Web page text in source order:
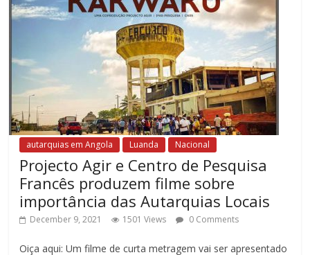
autarquias em Angola Luanda Nacional
Projecto Agir e Centro de Pesquisa
Francês produzem filme sobre
importância das Autarquias Locais
December 9, 2021 1501 Views 0 Comments
Oiça aqui: Um filme de curta metragem vai ser apresentado